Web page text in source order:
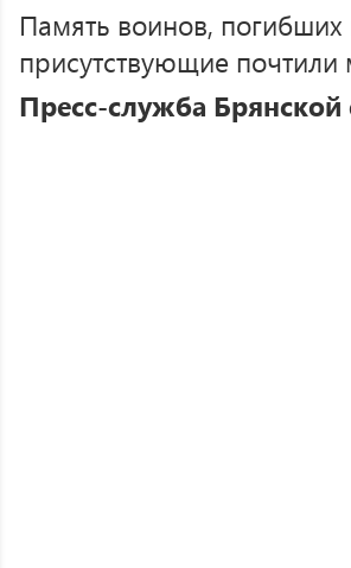
Память воинов,
присутствующие
Пресс-служба Брянской